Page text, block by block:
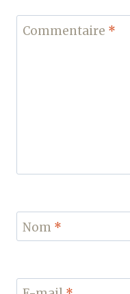
Commentaire *
Nom *